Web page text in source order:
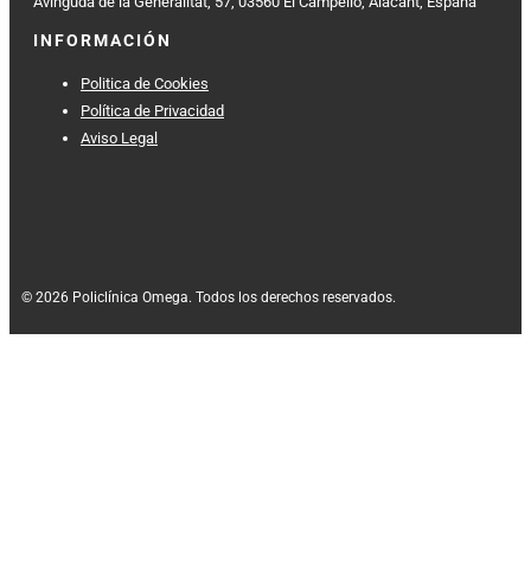
INFORMACIÓN
Politica de Cookies
Política de Privacidad
Aviso Legal
© 2026 Policlínica Omega. Todos los derechos reservados.